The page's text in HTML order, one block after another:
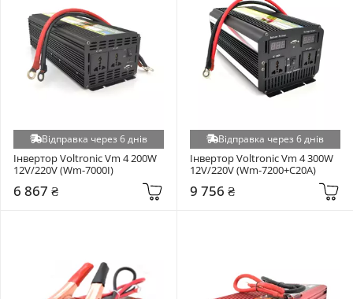
Відправка через 6 днів
Інвертор Voltronic Vm 4 200W
12V/220V (Wm-7000I)
6 867 ₴
Відправка через 6 днів
Інвертор Voltronic Vm 4 300W
12V/220V (Wm-7200+C20A)
9 756 ₴